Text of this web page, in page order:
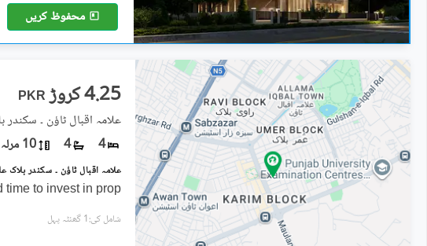
محفوظ کریں
PKR 4.25 کروڑ
علامہ اقبال ٹاؤن ۔ سکندر
4
4 10 مرلہ
time to invest in prop
شامل کی:1 گھنٹہ پہل